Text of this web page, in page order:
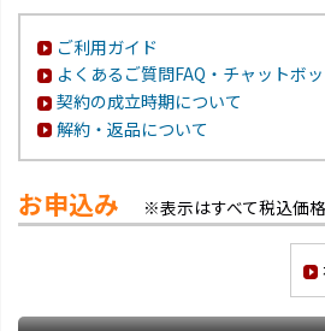
ご利用ガイド
よくあるご質問FAQ・チャットボ
契約の成立時期について
解約・返品について
お申込み ※表示はすべて税込価格